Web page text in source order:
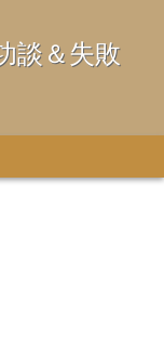
談＆失敗